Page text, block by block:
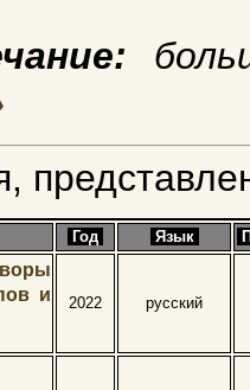
Год Язык
и
2022 русский